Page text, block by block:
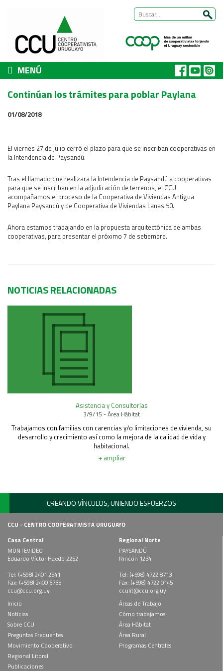
MENÚ
Presentación
Nuestra historia
ÁREAS DE TRABAJO
Cómo trabajamos
Área Habitat
Acerca del Área
Programas
Área Rural
REGIONAL LITORAL
Revista Dinámica
Recursos Digitales
Continúan los trámites para poblar Paylana
01/08/2018
El viernes 27 de julio cerró el plazo para que se inscriban cooperativas en
la Intendencia de Paysandú.
Tras el llamado que realizara la Intendencia de Paysandú a cooperativas
para que se inscriban en la adjudicación de terrenos, el CCU
acompañamos el proceso de la Cooperativa de Viviendas Antigua
Paylana Paysandú y de Cooperativa de Viviendas Lanas 50.
Ahora estamos trabajando en la propuesta arquitectónica de ambas
cooperativas, para presentar el próximo 7 de setiembre.
NOTICIAS RELACIONADAS
Asistencia y Consultorías
3/9/15 - Área Hábitat
Trabajamos con familias con carencias y/o limitaciones de vivienda, su
desarrollo y crecimiento así como la mejora de la calidad de vida y
habitacional.
+ ampliar
CREANDO VÍNCULOS, UNIENDO ESFUERZOS
CCU - CENTRO COOPERATIVISTA URUGUAYO
Casa Central
MONTEVIDEO
Eduardo Víctor Haedo 2252
Tel: (+598) 2401 2541
Fax: (+598) 2400 6735
ccu@ccu.org.uy
Regional Norte
PAYSANDÚ
Rincón 1234
Tel: (+598) 4722 8713
Fax: (+598) 4722 0145
cculit@ccu.org.uy
Inicio
Noticias
Sobre CCU
Preguntas Frequentes
Movimiento Cooperativo
Áreas de Trabajo
Cómo trabajamos
Área Hábitat
Área Rural
Programas Centrales
Regional Litoral
Publicaciones